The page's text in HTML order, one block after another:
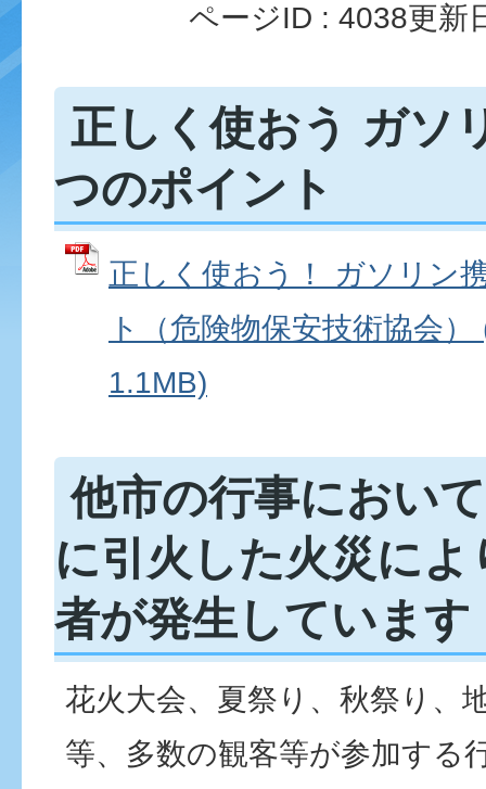
ページID : 4038更新
正しく使おう ガソ
つのポイント
正しく使おう！ ガソリン
ト（危険物保安技術協会
1.1MB)
他市の行事におい
に引火した火災に
者が発生しています
花火大会、夏祭り、秋祭り、
等、多数の観客等が参加する